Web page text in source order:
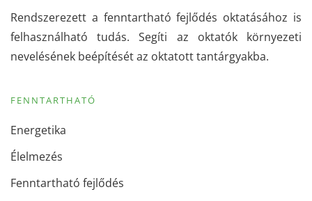
Rendszerezett a fenntartható fejlődés oktatásához is
felhasználható tudás. Segíti az oktatók környezeti
nevelésének beépítését az oktatott tantárgyakba.
FENNTARTHATÓ
Energetika
Élelmezés
Fenntartható fejlődés